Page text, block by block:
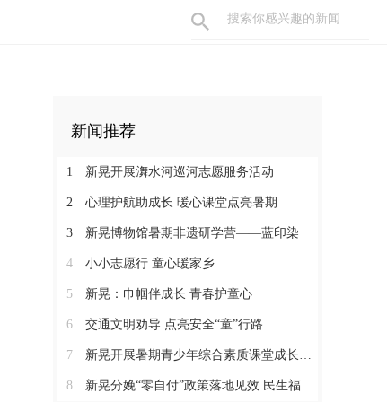
新闻推荐
1 新晃开展㵲水河巡河志愿服务活动
2 心理护航助成长 暖心课堂点亮暑期
3 新晃博物馆暑期非遗研学营——蓝印染
4 小小志愿行 童心暖家乡
5 新晃：巾帼伴成长 青春护童心
6 交通文明劝导 点亮安全“童”行路
7 新晃开展暑期青少年综合素质课堂成长营活动
8 新晃分娩“零自付”政策落地见效 民生福祉惠及育龄群众